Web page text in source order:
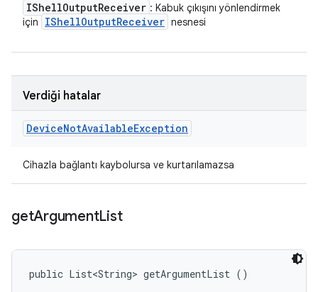
IShellOutputReceiver : Kabuk çıkışını yönlendirmek
için
IShellOutputReceiver nesnesi
Verdiği hatalar
DeviceNotAvailableException
Cihazla bağlantı kaybolursa ve kurtarılamazsa
getArgumentList
public List<String> getArgumentList ()